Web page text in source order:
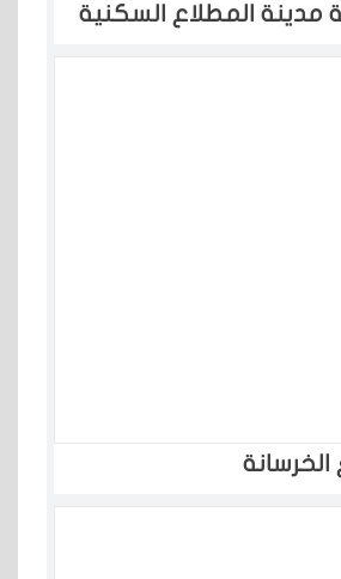
المطلاع السكنية